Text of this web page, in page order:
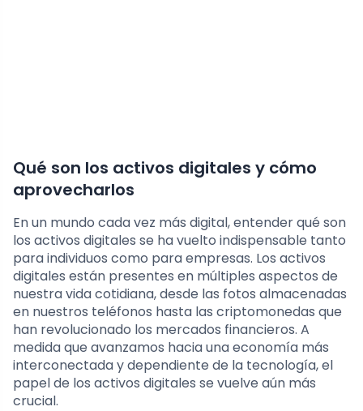
Qué son los activos digitales y cómo
aprovecharlos
En un mundo cada vez más digital, entender qué son
los activos digitales se ha vuelto indispensable tanto
para individuos como para empresas. Los activos
digitales están presentes en múltiples aspectos de
nuestra vida cotidiana, desde las fotos almacenadas
en nuestros teléfonos hasta las criptomonedas que
han revolucionado los mercados financieros. A
medida que avanzamos hacia una economía más
interconectada y dependiente de la tecnología, el
papel de los activos digitales se vuelve aún más
crucial.